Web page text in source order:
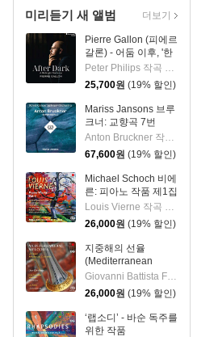
미리듣기 새 앨범
Pierre Gallon (피에르
갈론) - 어둠 이후, '한
밤의 판타지아' (After
Dark, 'A Midnight
Fantasia')
Peter Philips 작곡 외 6명
25,700원 (19% 할인)
Mariss Jansons 브루
크너: 교향곡 7번
(Bruckner:
Symphony No.7)
[2LP]
Anton Bruckner 작곡 외 2명
67,600원 (19% 할인)
Michael Schoch 비에
른: 피아노 작품 제1집
(Vierne: Piano Works
Vol. 1) [SACD
Hybrid]
Louis Vierne 작곡 외 1명
26,000원 (19% 할인)
지중해의 선율
(Mediterranean
Melodies) [SACD
Hybrid]
Giovanni Battista Fontana 작곡 외 5명
26,000원 (19% 할인)
‘랩소디’ - 바순 독주를
위한 작품
더보기